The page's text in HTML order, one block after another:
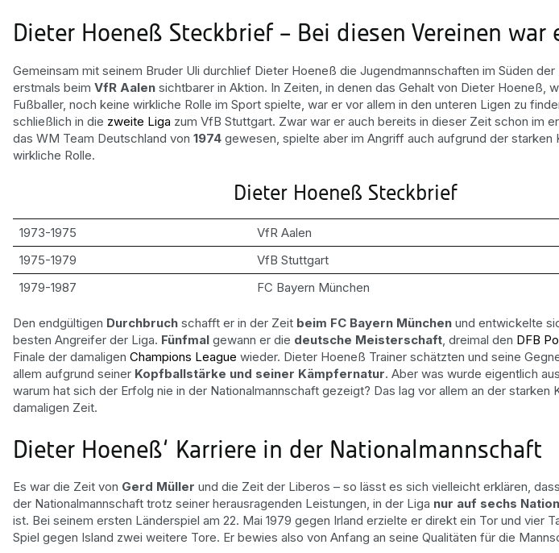
Dieter Hoeneß Steckbrief – Bei diesen Vereinen war
Gemeinsam mit seinem Bruder Uli durchlief Dieter Hoeneß die Jugendmannschaften im Süden der
erstmals beim VfR Aalen sichtbarer in Aktion. In Zeiten, in denen das Gehalt von Dieter Hoeneß,
Fußballer, noch keine wirkliche Rolle im Sport spielte, war er vor allem in den unteren Ligen zu
schließlich in die zweite Liga zum VfB Stuttgart. Zwar war er auch bereits in dieser Zeit schon im
das WM Team Deutschland von 1974 gewesen, spielte aber im Angriff auch aufgrund der starken
wirkliche Rolle.
Dieter Hoeneß Steckbrief
1973-1975
VfR Aalen
1975-1979
VfB Stuttgart
1979-1987
FC Bayern München
Den endgültigen Durchbruch schafft er in der Zeit beim FC Bayern München und entwickelte
besten Angreifer der Liga. Fünfmal gewann er die deutsche Meisterschaft , dreimal den DFB
Finale der damaligen Champions League wieder. Dieter Hoeneß Trainer schätzten und seine
allem aufgrund seiner Kopfballstärke und seiner Kämpfernatur. Aber was wurde eigentlich
warum hat sich der Erfolg nie in der Nationalmannschaft gezeigt? Das lag vor allem an der starken
damaligen Zeit.
Dieter Hoeneß‘ Karriere in der Nationalmannschaft
Es war die Zeit von Gerd Müller und die Zeit der Liberos – so lässt es sich vielleicht erklären,
der Nationalmannschaft trotz seiner herausragenden Leistungen, in der Liga nur auf sechs
ist. Bei seinem ersten Länderspiel am 22. Mai 1979 gegen Irland erzielte er direkt ein Tor und vier
Spiel gegen Island zwei weitere Tore. Er bewies also von Anfang an seine Qualitäten für die